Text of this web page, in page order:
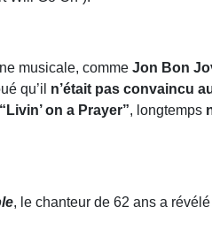
musicale, comme Jon Bon
qu’il n’était pas convaincu
“Livin’ on a Prayer”, longtemps
, le chanteur de 62 ans a révélé